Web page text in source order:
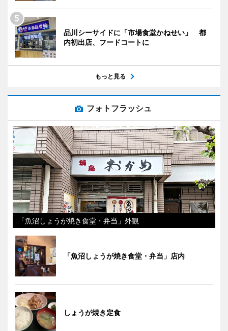
品川シーサイドに「市場食堂かねせい」 都
内初出店、フードコートに
もっと見る
フォトフラッシュ
「魚沼しょうが焼き食堂・弁当」外観
「魚沼しょうが焼き食堂・弁当」店内
しょうが焼き定食